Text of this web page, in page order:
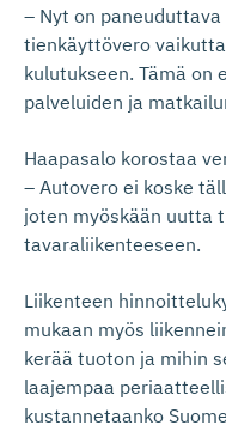
– Nyt on
tienkäyttövero
kulutukseen. Tämä on
palveluiden ja
Haapasalo korostaa
– Autovero ei koske
joten myöskään uutta
tavaraliikenteeseen.
Liikenteen
mukaan myös
kerää tuoton ja mihin
laajempaa
kustannetaanko